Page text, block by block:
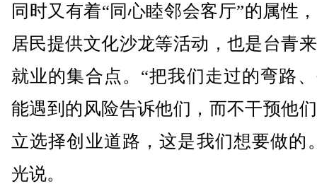
同时又有着“同心睦邻会客厅”的属性
居民提供文化沙龙等活动，也是台青
就业的集合点。“把我们走过的弯路
能遇到的风险告诉他们，而不干预他
立选择创业道路，这是我们想要做的
光说。